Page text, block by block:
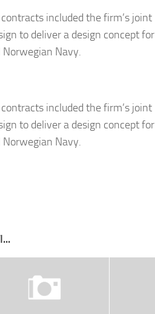
included the firm’s joint
to deliver a design concept for
Navy.
included the firm’s joint
to deliver a design concept for
Navy.